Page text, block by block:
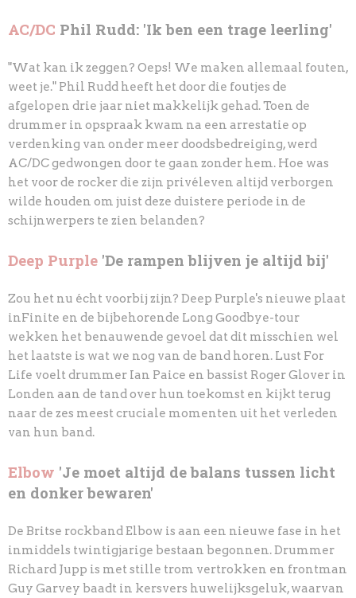
AC/DC Phil Rudd: 'Ik ben een trage leerling'
"Wat kan ik zeggen? Oeps! We maken allemaal fouten,
weet je." Phil Rudd heeft het door die foutjes de
afgelopen drie jaar niet makkelijk gehad. Toen de
drummer in opspraak kwam na een arrestatie op
verdenking van onder meer doodsbedreiging, werd
AC/DC gedwongen door te gaan zonder hem. Hoe was
het voor de rocker die zijn privéleven altijd verborgen
wilde houden om juist deze duistere periode in de
schijnwerpers te zien belanden?
Deep Purple 'De rampen blijven je altijd bij'
Zou het nu écht voorbij zijn? Deep Purple's nieuwe plaat
inFinite en de bijbehorende Long Goodbye-tour
wekken het benauwende gevoel dat dit misschien wel
het laatste is wat we nog van de band horen. Lust For
Life voelt drummer Ian Paice en bassist Roger Glover in
Londen aan de tand over hun toekomst en kijkt terug
naar de zes meest cruciale momenten uit het verleden
van hun band.
Elbow 'Je moet altijd de balans tussen licht
en donker bewaren'
De Britse rockband Elbow is aan een nieuwe fase in het
inmiddels twintigjarige bestaan begonnen. Drummer
Richard Jupp is met stille trom vertrokken en frontman
Guy Garvey baadt in kersvers huwelijksgeluk, waarvan